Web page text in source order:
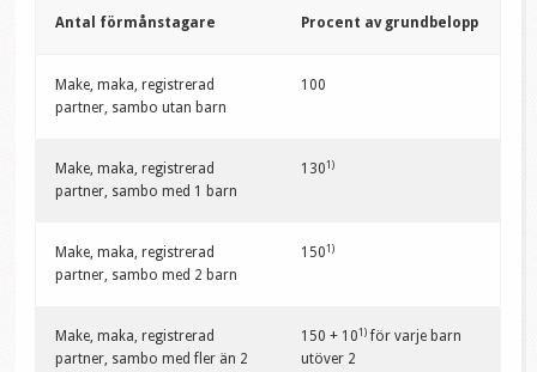
Antal förmånstagare Procent av grundbelopp
Make, maka, registrerad
partner, sambo utan barn
100
Make, maka, registrerad
partner, sambo med 1 barn
1301)
Make, maka, registrerad
partner, sambo med 2 barn
1501)
Make, maka, registrerad
partner, sambo med fler än 2
150 + 101) för varje barn
utöver 2